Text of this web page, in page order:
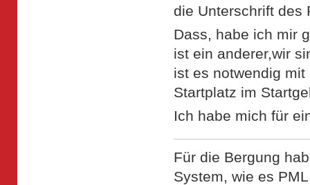
die Unterschrift des
Dass, habe ich mir
ist ein anderer,wir
ist es notwendig
Startplatz im
Ich habe mich für
Für die Bergung
System, wie es